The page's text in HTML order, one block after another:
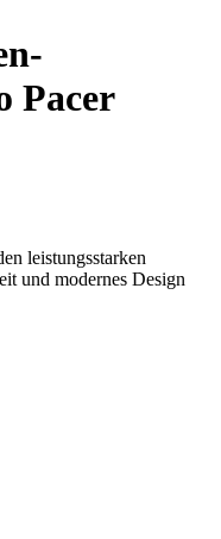
Pacer
leistungsstarken
und modernes Design